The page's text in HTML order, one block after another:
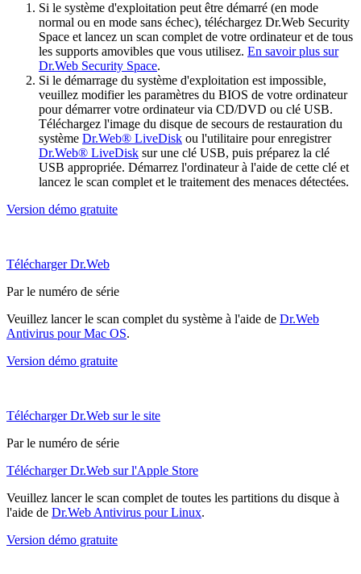
Si le système d'exploitation peut être démarré (en mode
normal ou en mode sans échec), téléchargez Dr.Web Security
Space et lancez un scan complet de votre ordinateur et de tous
les supports amovibles que vous utilisez. En savoir plus sur
Dr.Web Security Space.
Si le démarrage du système d'exploitation est impossible,
veuillez modifier les paramètres du BIOS de votre ordinateur
pour démarrer votre ordinateur via CD/DVD ou clé USB.
Téléchargez l'image du disque de secours de restauration du
système Dr.Web® LiveDisk ou l'utilitaire pour enregistrer
Dr.Web® LiveDisk sur une clé USB, puis préparez la clé
USB appropriée. Démarrez l'ordinateur à l'aide de cette clé et
lancez le scan complet et le traitement des menaces détectées.
Version démo gratuite
Télécharger Dr.Web
Par le numéro de série
Veuillez lancer le scan complet du système à l'aide de Dr.Web
Antivirus pour Mac OS.
Version démo gratuite
Télécharger Dr.Web sur le site
Par le numéro de série
Télécharger Dr.Web sur l'Apple Store
Veuillez lancer le scan complet de toutes les partitions du disque à
l'aide de Dr.Web Antivirus pour Linux.
Version démo gratuite